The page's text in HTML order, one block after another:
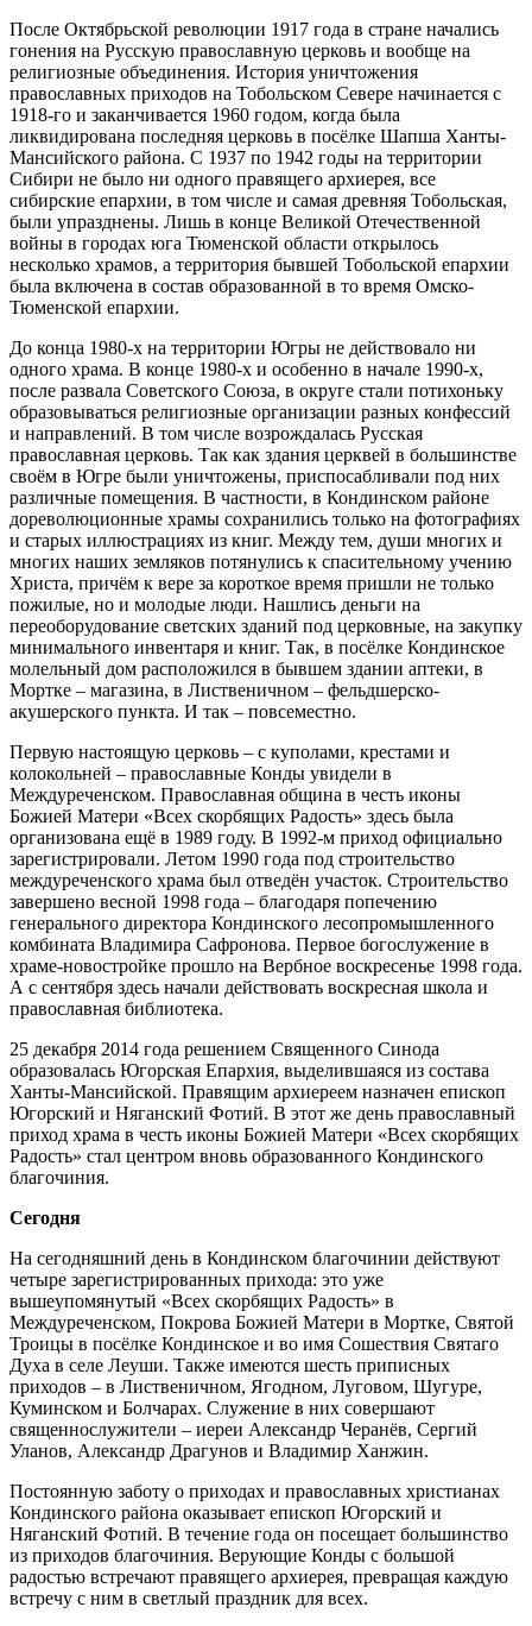
После Октябрьской революции 1917 года в стране начались
гонения на Русскую православную церковь и вообще на
религиозные объединения. История уничтожения
православных приходов на Тобольском Севере начинается с
1918-го и заканчивается 1960 годом, когда была
ликвидирована последняя церковь в посёлке Шапша Ханты-
Мансийского района. С 1937 по 1942 годы на территории
Сибири не было ни одного правящего архиерея, все
сибирские епархии, в том числе и самая древняя Тобольская,
были упразднены. Лишь в конце Великой Отечественной
войны в городах юга Тюменской области открылось
несколько храмов, а территория бывшей Тобольской епархии
была включена в состав образованной в то время Омско-
Тюменской епархии.
До конца 1980-х на территории Югры не действовало ни
одного храма. В конце 1980-х и особенно в начале 1990-х,
после развала Советского Союза, в округе стали потихоньку
образовываться религиозные организации разных конфессий
и направлений. В том числе возрождалась Русская
православная церковь. Так как здания церквей в большинстве
своём в Югре были уничтожены, приспосабливали под них
различные помещения. В частности, в Кондинском районе
дореволюционные храмы сохранились только на фотографиях
и старых иллюстрациях из книг. Между тем, души многих и
многих наших земляков потянулись к спасительному учению
Христа, причём к вере за короткое время пришли не только
пожилые, но и молодые люди. Нашлись деньги на
переоборудование светских зданий под церковные, на закупку
минимального инвентаря и книг. Так, в посёлке Кондинское
молельный дом расположился в бывшем здании аптеки, в
Мортке – магазина, в Лиственичном – фельдшерско-
акушерского пункта. И так – повсеместно.
Первую настоящую церковь – с куполами, крестами и
колокольней – православные Конды увидели в
Междуреченском. Православная община в честь иконы
Божией Матери «Всех скорбящих Радость» здесь была
организована ещё в 1989 году. В 1992-м приход официально
зарегистрировали. Летом 1990 года под строительство
междуреченского храма был отведён участок. Строительство
завершено весной 1998 года – благодаря попечению
генерального директора Кондинского лесопромышленного
комбината Владимира Сафронова. Первое богослужение в
храме-новостройке прошло на Вербное воскресенье 1998 года.
А с сентября здесь начали действовать воскресная школа и
православная библиотека.
25 декабря 2014 года решением Священного Синода
образовалась Югорская Епархия, выделившаяся из состава
Ханты-Мансийской. Правящим архиереем назначен епископ
Югорский и Няганский Фотий. В этот же день православный
приход храма в честь иконы Божией Матери «Всех скорбящих
Радость» стал центром вновь образованного Кондинского
благочиния.
Сегодня
На сегодняшний день в Кондинском благочинии действуют
четыре зарегистрированных прихода: это уже
вышеупомянутый «Всех скорбящих Радость» в
Междуреченском, Покрова Божией Матери в Мортке, Святой
Троицы в посёлке Кондинское и во имя Сошествия Святаго
Духа в селе Леуши. Также имеются шесть приписных
приходов – в Лиственичном, Ягодном, Луговом, Шугуре,
Куминском и Болчарах. Служение в них совершают
священнослужители – иереи Александр Черанёв, Сергий
Уланов, Александр Драгунов и Владимир Ханжин.
Постоянную заботу о приходах и православных христианах
Кондинского района оказывает епископ Югорский и
Няганский Фотий. В течение года он посещает большинство
из приходов благочиния. Верующие Конды с большой
радостью встречают правящего архиерея, превращая каждую
встречу с ним в светлый праздник для всех.